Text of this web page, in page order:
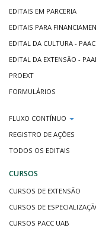
EDITAIS EM PARCERIA
EDITAIS PARA
EDITAL DA CULTURA - PAAC
EDITAL DA EXTENSÃO -
PROEXT
FORMULÁRIOS
FLUXO CONTÍNUO
REGISTRO DE AÇÕES
TODOS OS EDITAIS
CURSOS
CURSOS DE EXTENSÃO
CURSOS DE
CURSOS PACC UAB